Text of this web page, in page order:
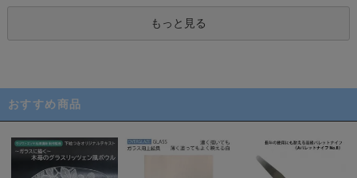
もっと見る
おすすめ商品